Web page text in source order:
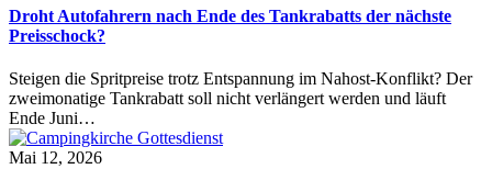
Droht Autofahrern nach Ende des Tankrabatts der nächste
Preisschock?
Steigen die Spritpreise trotz Entspannung im Nahost-Konflikt? Der
zweimonatige Tankrabatt soll nicht verlängert werden und läuft
Ende Juni…
Mai 12, 2026